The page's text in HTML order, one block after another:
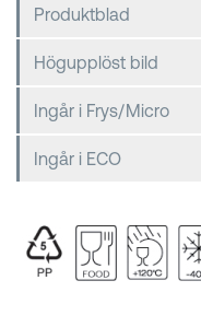
Produktblad
Högupplöst bild
Ingår i Frys/Micro
Ingår i ECO